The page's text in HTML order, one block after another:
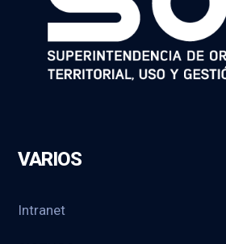
VARIOS
Intranet